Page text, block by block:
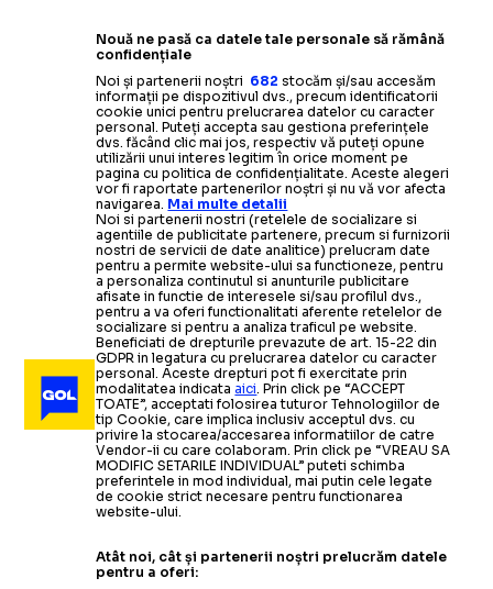
Nouă ne pasă ca datele tale personale să rămână
confidențiale
Noi și partenerii noștri 682 stocăm și/sau accesăm
informații pe dispozitivul dvs., precum identificatorii
cookie unici pentru prelucrarea datelor cu caracter
personal. Puteți accepta sau gestiona preferințele
dvs. făcând clic mai jos, respectiv vă puteți opune
utilizării unui interes legitim în orice moment pe
pagina cu politica de confidențialitate. Aceste alegeri
vor fi raportate partenerilor noștri și nu vă vor afecta
navigarea. Mai multe detalii
Noi si partenerii nostri (retelele de socializare si
agentiile de publicitate partenere, precum si furnizorii
nostri de servicii de date analitice) prelucram date
pentru a permite website-ului sa functioneze, pentru
a personaliza continutul si anunturile publicitare
afisate in functie de interesele si/sau profilul dvs.,
pentru a va oferi functionalitati aferente retelelor de
socializare si pentru a analiza traficul pe website.
Beneficiati de drepturile prevazute de art. 15-22 din
GDPR in legatura cu prelucrarea datelor cu caracter
personal. Aceste drepturi pot fi exercitate prin
modalitatea indicataaici. Prin click pe “ACCEPT
TOATE”, acceptati folosirea tuturor Tehnologiilor de
tip Cookie, care implica inclusiv acceptul dvs. cu
privire la stocarea/accesarea informatiilor de catre
Vendor-ii cu care colaboram. Prin click pe “VREAU SA
MODIFIC SETARILE INDIVIDUAL” puteti schimba
preferintele in mod individual, mai putin cele legate
de cookie strict necesare pentru functionarea
website-ului.
Atât noi, cât și partenerii noștri prelucrăm datele
pentru a oferi: